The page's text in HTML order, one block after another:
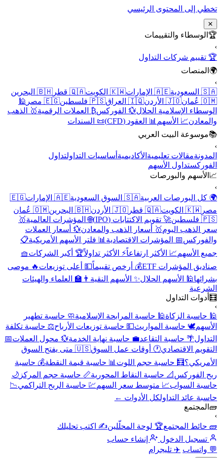
تخطي إلى المحتوى الرئيسي
✕
🏆 الوسطاء والتقييمات
›
🏆 تقييم شركات التداول
🌍 المنصات
›
🇸🇦 السعودية
🇦🇪 الإمارات 🇰🇼 الكويت 🇶🇦 قطر
🇧🇭 البحرين
🇴🇲 عُمان
🇯🇴 الأردن 🇮🇶 العراق 🇵🇸 فلسطين 🇪🇬 مصر
🕌
الوسطاء الإسلامية الحلال💱 الفوركس₿ العملات الرقمية🥇 الذهب
والمعادن📈 الأسهم 📊 العقود (CFD)
📜 السندات
📚موسوعة البيت العربي
›
المدونةمقالات تعليمية الأكاديمية أساسيات التداولتداول
الفوركستداول الأسهم
📈 الأسهم والبورصات
›
🌍 كل البورصات العربية🇸🇦 السوق السعودية 🇦🇪 الإمارات
🇪🇬
مصر 🇰🇼 الكويت 🇶🇦 قطر 🇯🇴 الأردن 🇧🇭 البحرين
🇴🇲 عُمان
🇵🇸 فلسطين
🚀 تقويم الاكتتابات (IPO) 🌐 المؤشرات العالمية🥇
سعر الذهب اليوم🥇 أسعار الذهب والمعادن💱 أسعار العملات
والفوركس📅 المؤشرات الاقتصادية 📊 فلتر الأسهم الأمريكية📋
جميع الأسهم📈 الأكثر ارتفاعاً⚡ الأكثر تداولاً🏆 أكبر الشركات🧺
صناديق المؤشرات ETF
💰 أرخص تقييماً💵 أعلى توزيعات 🔥 موصى
بشرائها🕌 الأسهم الحلال✨ الأسهم النقية 👨‍🏫 العلماء والهيئات
الشرعية
🧮 أدوات التداول
›
🕌 حاسبة الزكاة🕌 حاسبة المرابحة الإسلامية🧼 حاسبة تطهير
الأسهم🕊️ حاسبة المواريث💵 حاسبة توزيعات الأرباح⚖️ حاسبة تكلفة
التداول🌴 حاسبة التقاعد💼 حاسبة نهاية الخدمة💱 محول العملات📅
التقويم الاقتصادي🕐 أوقات عمل السوق
🇺🇸 متى يفتح السوق
الأمريكي؟🧮 حاسبة حجم اللوت 📊 حاسبة قيمة النقطة💰 حاسبة
ربح الفوركس 📐 حاسبة النقاط المحورية📏 حاسبة حجم المركز 🌙
حاسبة السواب📈 متوسط سعر السهم💹 حاسبة الربح التراكمي📉
حاسبة عائد التداولكل الأدوات ←
🧱 المجتمع
›
🧱 حائط المجتمع🏆 لوحة المحلّلين✍️ اكتب تحليلك
تسجيل الدخول
إنشاء حساب
💬 واتساب ✈️ تليجرام